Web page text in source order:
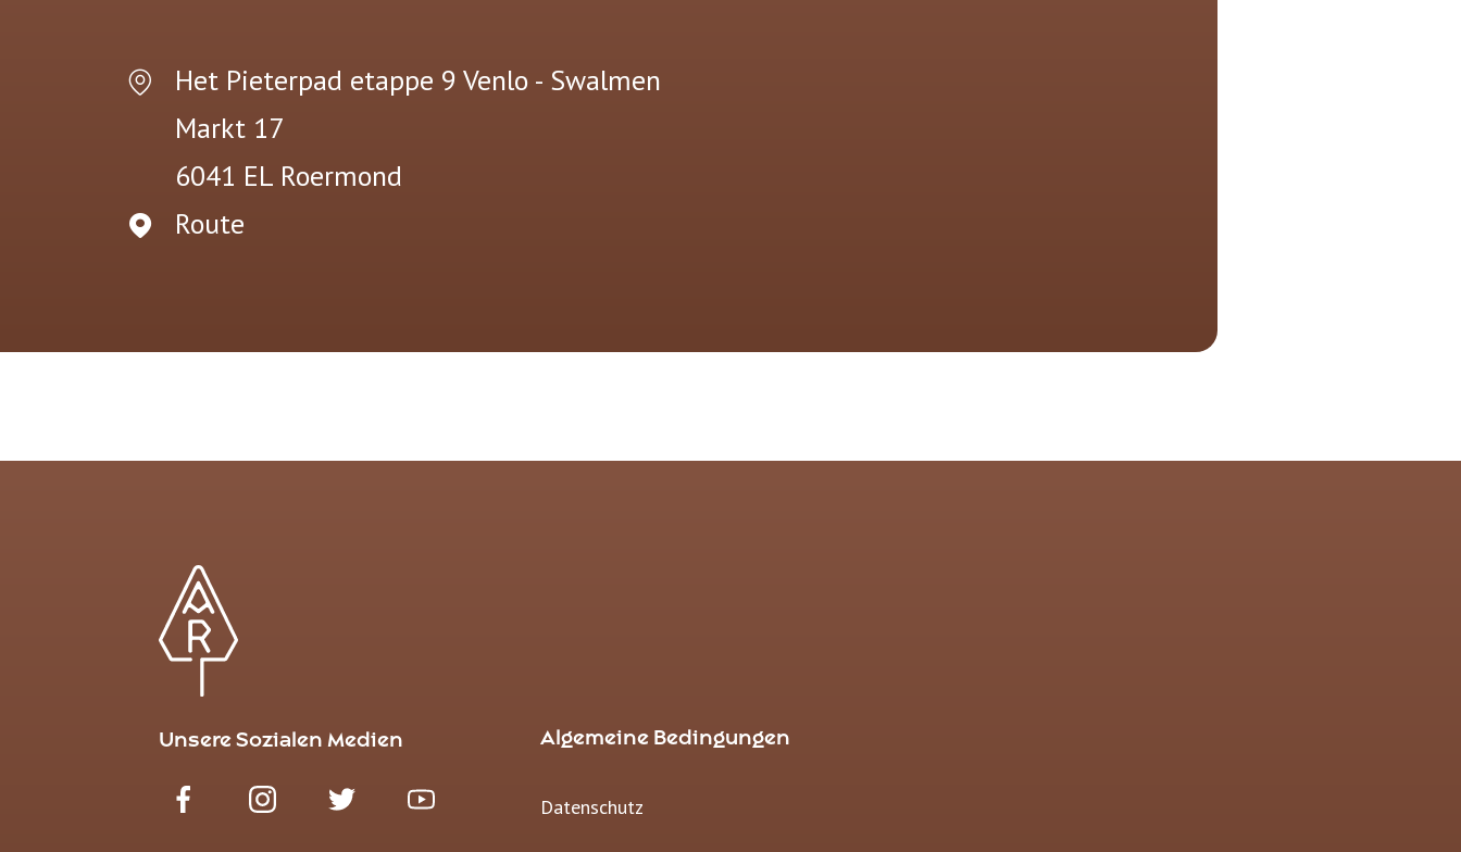
Het Pieterpad etappe 9 Venlo - Swalmen
Markt 17
6041 EL Roermond
Route
Unsere Sozialen Medien Algemeine Bedingungen
Datenschutz